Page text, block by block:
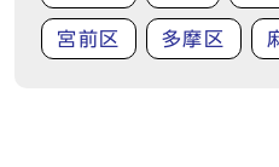
宮前区 多摩区